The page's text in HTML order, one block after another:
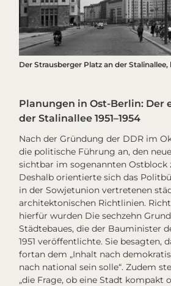
Der Strausberger Platz an der
Planungen in Ost-Berlin: Der
der Stalinallee 1951–1954
Nach der Gründung der DDR im
die politische Führung an, den
sichtbar im sogenannten Ostblock
Deshalb orientierte sich das
in der Sowjetunion vertretenen
architektonischen Richtlinien.
hierfür wurden Die sechzehn
Städtebaues, die der Bauminister
1951 veröffentlichte. Sie besagten,
fortan dem „Inhalt nach
nach national sein solle“. Zudem
„die Frage, ob eine Stadt kompakt